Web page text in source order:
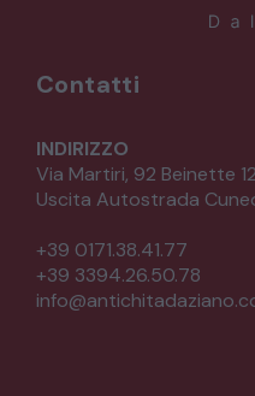
Contatti
INDIRIZZO
Via Martiri, 92 Beinette
Uscita Autostrada
+39 0171.38.41.77
+39 3394.26.50.78